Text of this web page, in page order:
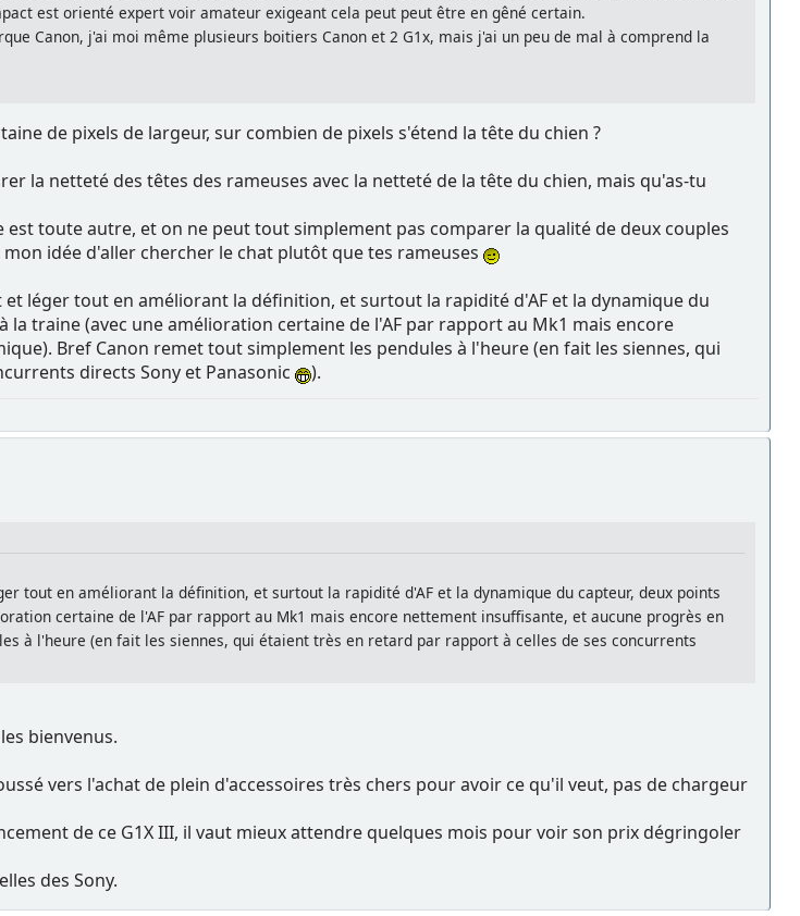
est orienté expert voir amateur exigeant cela peut peut être en gêné certain.
Canon, j'ai moi même plusieurs boitiers Canon et 2 G1x, mais j'ai un peu de mal à comprend la
de pixels de largeur, sur combien de pixels s'étend la tête du chien ?
la netteté des têtes des rameuses avec la netteté de la tête du chien, mais qu'as-tu
toute autre, et on ne peut tout simplement pas comparer la qualité de deux couples
idée d'aller chercher le chat plutôt que tes rameuses
et léger tout en améliorant la définition, et surtout la rapidité d'AF et la dynamique du
la traine (avec une amélioration certaine de l'AF par rapport au Mk1 mais encore
Bref Canon remet tout simplement les pendules à l'heure (en fait les siennes, qui
directs Sony et Panasonic
).
tout en améliorant la définition, et surtout la rapidité d'AF et la dynamique du capteur, deux points
certaine de l'AF par rapport au Mk1 mais encore nettement insuffisante, et aucune progrès en
à l'heure (en fait les siennes, qui étaient très en retard par rapport à celles de ses concurrents
bienvenus.
vers l'achat de plein d'accessoires très chers pour avoir ce qu'il veut, pas de chargeur
de ce G1X III, il vaut mieux attendre quelques mois pour voir son prix dégringoler
des Sony.